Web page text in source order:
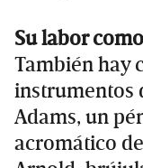
Su labor
También hay
instrumentos
Adams, un
acromático